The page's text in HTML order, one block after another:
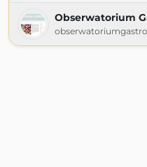
Obserwatorium